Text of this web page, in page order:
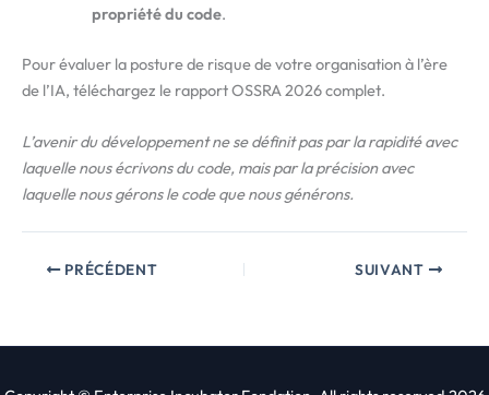
propriété du code.
Pour évaluer la posture de risque de votre organisation à l’ère
de l’IA, téléchargez le rapport OSSRA 2026 complet.
L’avenir du développement ne se définit pas par la rapidité avec
laquelle nous écrivons du code, mais par la précision avec
laquelle nous gérons le code que nous générons.
PRÉCÉDENT SUIVANT